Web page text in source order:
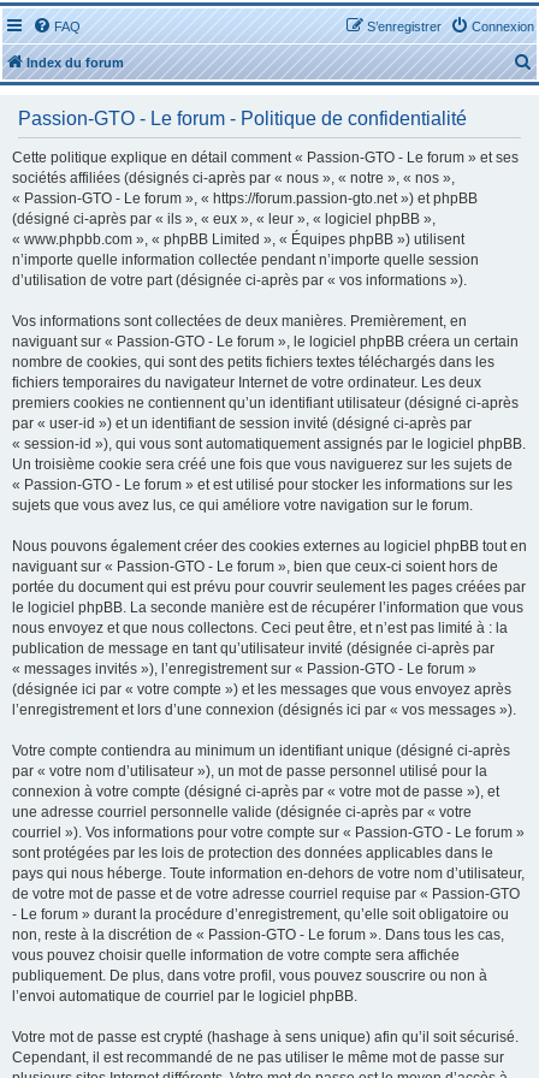
FAQ Connexion
S’enregistrer
Index du forum
e
Passion-GTO - Le forum - Politique de confidentialité
Cette politique explique en détail comment « Passion-GTO - Le forum » et ses
sociétés affiliées (désignés ci-après par « nous », « notre », « nos »,
« Passion-GTO - Le forum », « https://forum.passion-gto.net ») et phpBB
(désigné ci-après par « ils », « eux », « leur », « logiciel phpBB »,
« www.phpbb.com », « phpBB Limited », « Équipes phpBB ») utilisent
n’importe quelle information collectée pendant n’importe quelle session
d’utilisation de votre part (désignée ci-après par « vos informations »).
Vos informations sont collectées de deux manières. Premièrement, en
naviguant sur « Passion-GTO - Le forum », le logiciel phpBB créera un certain
nombre de cookies, qui sont des petits fichiers textes téléchargés dans les
fichiers temporaires du navigateur Internet de votre ordinateur. Les deux
premiers cookies ne contiennent qu’un identifiant utilisateur (désigné ci-après
par « user-id ») et un identifiant de session invité (désigné ci-après par
« session-id »), qui vous sont automatiquement assignés par le logiciel phpBB.
Un troisième cookie sera créé une fois que vous naviguerez sur les sujets de
« Passion-GTO - Le forum » et est utilisé pour stocker les informations sur les
sujets que vous avez lus, ce qui améliore votre navigation sur le forum.
Nous pouvons également créer des cookies externes au logiciel phpBB tout en
naviguant sur « Passion-GTO - Le forum », bien que ceux-ci soient hors de
portée du document qui est prévu pour couvrir seulement les pages créées par
le logiciel phpBB. La seconde manière est de récupérer l’information que vous
nous envoyez et que nous collectons. Ceci peut être, et n’est pas limité à : la
publication de message en tant qu’utilisateur invité (désignée ci-après par
« messages invités »), l’enregistrement sur « Passion-GTO - Le forum »
(désignée ici par « votre compte ») et les messages que vous envoyez après
l’enregistrement et lors d’une connexion (désignés ici par « vos messages »).
Votre compte contiendra au minimum un identifiant unique (désigné ci-après
par « votre nom d’utilisateur »), un mot de passe personnel utilisé pour la
connexion à votre compte (désigné ci-après par « votre mot de passe »), et
une adresse courriel personnelle valide (désignée ci-après par « votre
courriel »). Vos informations pour votre compte sur « Passion-GTO - Le forum »
sont protégées par les lois de protection des données applicables dans le
pays qui nous héberge. Toute information en-dehors de votre nom d’utilisateur,
de votre mot de passe et de votre adresse courriel requise par « Passion-GTO
- Le forum » durant la procédure d’enregistrement, qu’elle soit obligatoire ou
non, reste à la discrétion de « Passion-GTO - Le forum ». Dans tous les cas,
vous pouvez choisir quelle information de votre compte sera affichée
publiquement. De plus, dans votre profil, vous pouvez souscrire ou non à
l’envoi automatique de courriel par le logiciel phpBB.
Votre mot de passe est crypté (hashage à sens unique) afin qu’il soit sécurisé.
Cependant, il est recommandé de ne pas utiliser le même mot de passe sur